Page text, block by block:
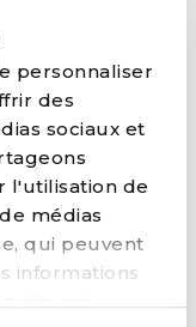
personnaliser
des
sociaux et
l'utilisation de
médias
qui peuvent
informations
volonté du
une
et de non-
en